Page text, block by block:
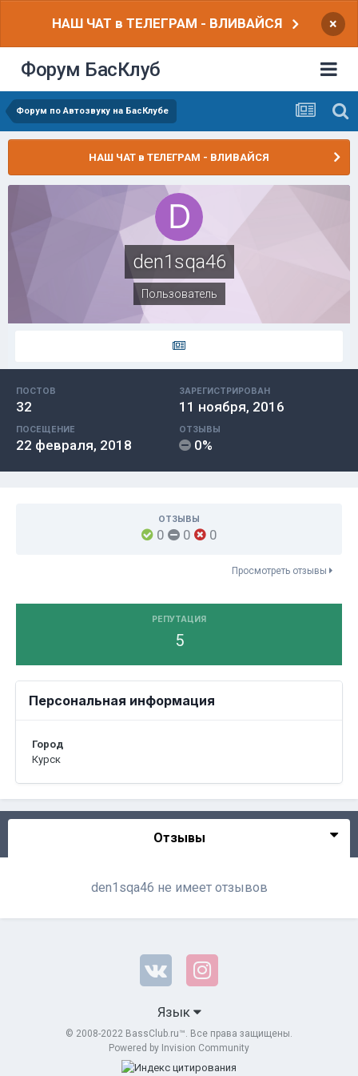
НАШ ЧАТ в ТЕЛЕГРАМ - ВЛИВАЙСЯ ×
Форум БасКлуб
Форум по Автозвуку на БасКлубе
НАШ ЧАТ в ТЕЛЕГРАМ - ВЛИВАЙСЯ
den1sqa46
Пользователь
ПОСТОВ
32
ЗАРЕГИСТРИРОВАН
11 ноября, 2016
ПОСЕЩЕНИЕ
22 февраля, 2018
ОТЗЫВЫ
0%
ОТЗЫВЫ
0 0 0
Просмотреть отзывы
РЕПУТАЦИЯ
5
Персональная информация
Город
Курск
Отзывы
den1sqa46 не имеет отзывов
Язык
© 2008-2022 BassClub.ru™. Все права защищены.
Powered by Invision Community